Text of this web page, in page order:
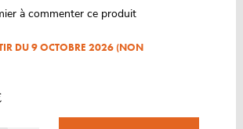
à commenter ce produit
DU 9 OCTOBRE 2026 (NON